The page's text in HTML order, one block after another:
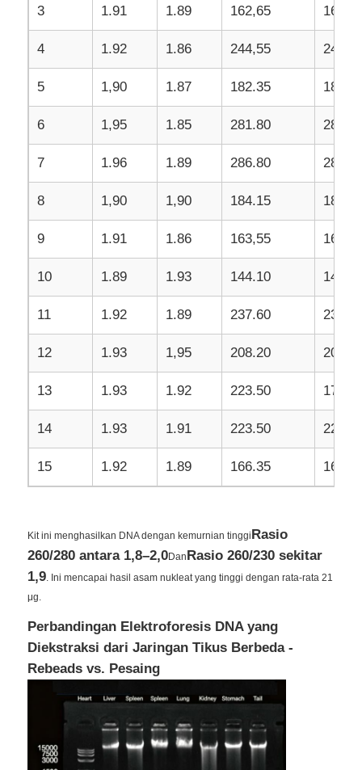
3 1.91 1.89 162,65 16.27
4 1.92 1.86 244,55 24.46
5 1,90 1.87 182.35 18.24
6 1,95 1.85 281.80 28.18
7 1.96 1.89 286.80 28.68
8 1,90 1,90 184.15 18.42
9 1.91 1.86 163,55 16.36
10 1.89 1.93 144.10 14.41
11 1.92 1.89 237.60 23.76
12 1.93 1,95 208.20 20.82
13 1.93 1.92 223.50 17.63
14 1.93 1.91 223.50 22.35
15 1.92 1.89 166.35 16.64
Kit ini menghasilkan DNA dengan kemurnian tinggi Rasio
260/280 antara 1,8–2,0Dan Rasio 260/230 sekitar
1,9. Ini mencapai hasil asam nukleat yang tinggi dengan rata-rata 21
μg.
Perbandingan Elektroforesis DNA yang
Diekstraksi dari Jaringan Tikus Berbeda -
Rebeads vs. Pesaing